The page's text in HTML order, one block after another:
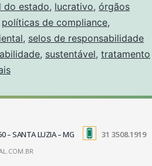
do estado, lucrativo, órgãos
políticas de compliance,
, selos de responsabilidade
, sustentável, tratamento
– SANTA LUZIA – MG 31 3508.1919